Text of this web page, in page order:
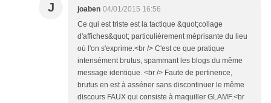
J joaben 04/01/2015 16:56
Ce qui est triste est la tactique &quot;collage
d'affiches&quot; particulièrement méprisante du lieu
où l'on s'exprime.<br /> C'est ce que pratique
intensément brutus, spammant les blogs du même
message identique. <br /> Faute de pertinence,
brutus en est à asséner sans discontinuer le même
discours FAUX qui consiste à maquiller GLAMF.<br